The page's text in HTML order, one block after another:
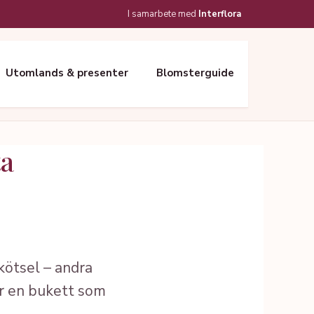
I samarbete med Interflora
Utomlands & presenter Blomsterguide
– andra
en bukett som